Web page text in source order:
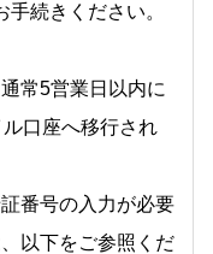
続きください。
常5営業日以内に
ル口座へ移行され
番号の入力が必要
以下をご参照くだ